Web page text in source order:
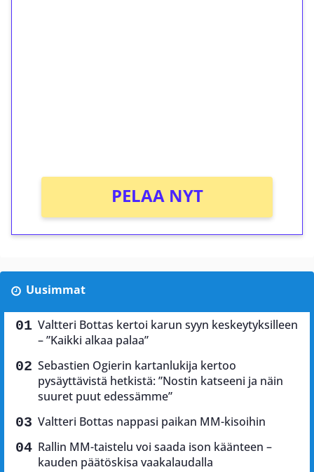
PELAA NYT
Uusimmat
Valtteri Bottas kertoi karun syyn keskeytyksilleen
– ”Kaikki alkaa palaa”
Sebastien Ogierin kartanlukija kertoo
pysäyttävistä hetkistä: ”Nostin katseeni ja näin
suuret puut edessämme”
Valtteri Bottas nappasi paikan MM-kisoihin
Rallin MM-taistelu voi saada ison käänteen –
kauden päätöskisa vaakalaudalla